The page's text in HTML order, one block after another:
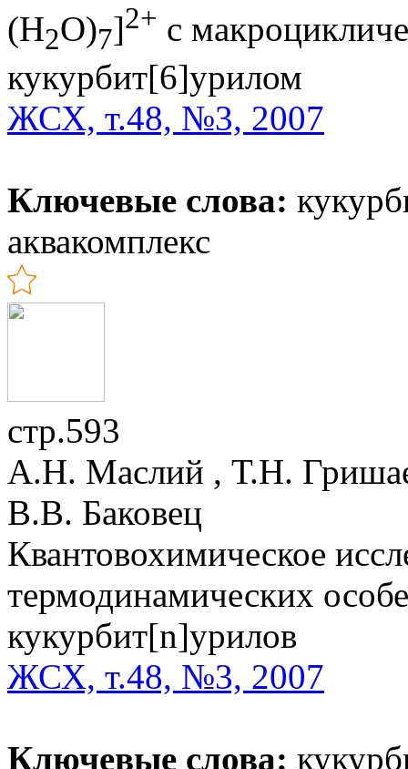
(H2O)7]2+ с
кукурбит[6]урилом
ЖСХ, т.48, №3, 2007
Ключевые слова:
аквакомплекс
стр.593
А.Н. Маслий , Т.Н.
В.В. Баковец
Квантовохимическое
термодинамических
кукурбит[n]урилов
ЖСХ, т.48, №3, 2007
Ключевые слова: